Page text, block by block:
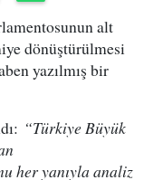
alt
dönüştürülmesi
yazılmış bir
“Türkiye Büyük
her yanıyla analiz